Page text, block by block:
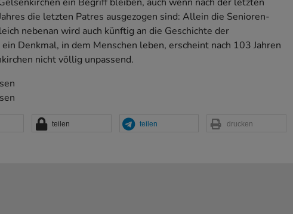
die letzten Patres ausgezogen sind: Allein die Senioren-
nebenan wird auch künftig an die Geschichte der
Denkmal, in dem Menschen leben, erscheint nach 103 Jahren
nicht völlig unpassend.
teilen teilen drucken